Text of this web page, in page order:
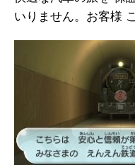
いりません。お客様